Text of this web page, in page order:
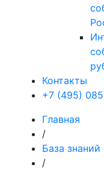
Контакты
+7 (495)
Главная
/
База знаний
/